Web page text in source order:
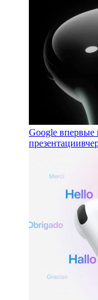
Google впервые
презентации